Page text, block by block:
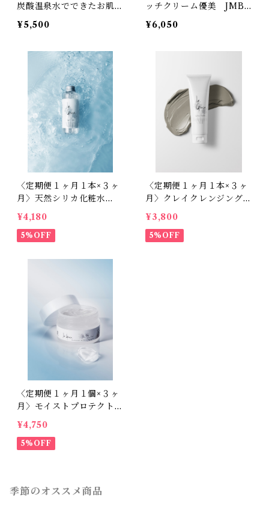
炭酸温泉水でできたお肌ト
ラブル改善に特化した天然
のシリカジェル〉モイスト
¥5,500
ッチクリーム優美 JMBA
2021優秀賞
¥6,050
〈定期便１ヶ月１本×３ヶ
月〉天然シリカ化粧水
ラ・グレース 再生 -（エ
ビデンス取得済）150ml
¥4,180
5%OFF
〈定期便１ヶ月１本×３ヶ
月〉クレイクレンジング -
ラ・グレース 生肌 -（エ
ビデンス取得済）120ml
¥3,800
5%OFF
〈定期便１ヶ月１個×３ヶ
月〉モイストプロテクトジ
ェル活性〈我慢できない肌
のかゆみはバリア機能低下
による乾燥が原因〉
¥4,750
5%OFF
季節のオススメ商品